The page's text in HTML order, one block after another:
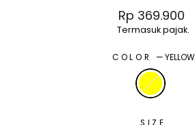
Harga
normal
Rp 369.900
Termasuk pajak.
COLOR —YELLOW